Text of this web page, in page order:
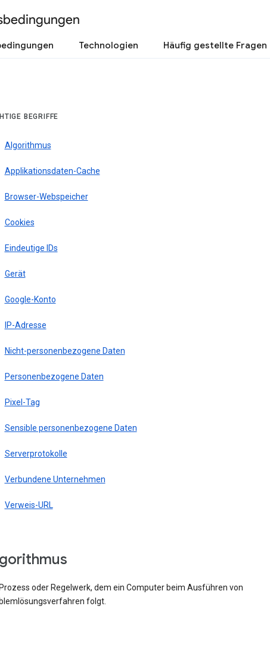
Technologien Häufig gestellte Fragen
BEGRIFFE
Algorithmus
Applikationsdaten-Cache
Browser-Webspeicher
Cookies
Eindeutige IDs
Gerät
Google-Konto
IP-Adresse
Nicht-personenbezogene Daten
Personenbezogene Daten
Pixel-Tag
Sensible personenbezogene Daten
Serverprotokolle
Verbundene Unternehmen
Verweis-URL
oder Regelwerk, dem ein Computer beim Ausführen von
folgt.